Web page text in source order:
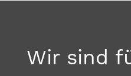
Wir sind